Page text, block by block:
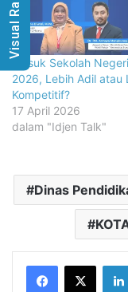
Masuk Sekolah Negeri
2026, Lebih Adil atau
Kompetitif?
17 April 2026
dalam "Idjen Talk"
Dinas
Visual Radio